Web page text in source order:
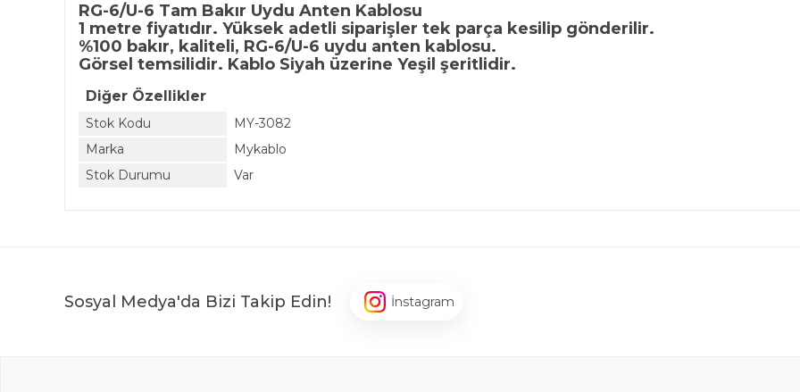
RG-6/U-6 Tam Bakır Uydu Anten Kablosu
1 metre fiyatıdır. Yüksek adetli siparişler tek parça kesilip gönderilir.
%100 bakır, kaliteli, RG-6/U-6 uydu anten kablosu.
Görsel temsilidir. Kablo Siyah üzerine Yeşil şeritlidir.
Diğer Özellikler
Stok Kodu
MY-3082
Marka
Mykablo
Stok Durumu
Var
Sosyal Medya'da Bizi Takip Edin! İnstagram